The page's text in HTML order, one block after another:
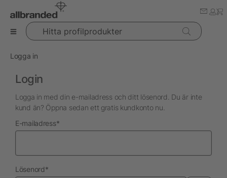
Hitta profilprodukter
Logga in
Login
Logga in med din e-mailadress och ditt lösenord. Du är inte
kund än? Öppna sedan ett gratis kundkonto nu.
E-mailadressnödvändig
*
Lösenordnödvändig
*